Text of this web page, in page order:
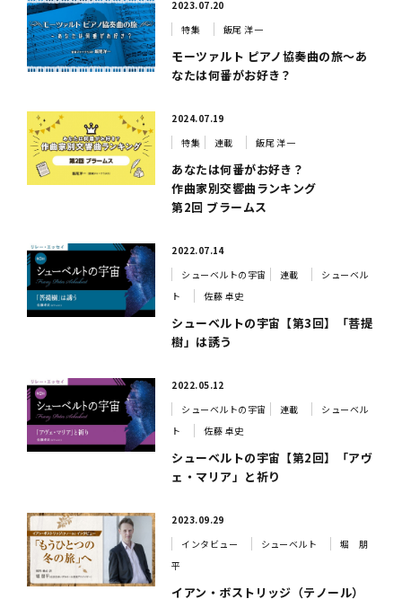
2023.07.20
特集
飯尾 洋一
モーツァルト ピアノ協奏曲の旅～あ
なたは何番がお好き？
2024.07.19
特集
連載 飯尾 洋一
あなたは何番がお好き？
作曲家別交響曲ランキング
第2回 ブラームス
2022.07.14
シューベルトの宇宙
連載
シューベル
ト
佐藤 卓史
シューベルトの宇宙【第3回】「菩提
樹」は誘う
2022.05.12
シューベルトの宇宙
連載
シューベル
ト
佐藤 卓史
シューベルトの宇宙【第2回】「アヴ
ェ・マリア」と祈り
2023.09.29
インタビュー
シューベルト
堀 朋
平
イアン・ボストリッジ（テノール）